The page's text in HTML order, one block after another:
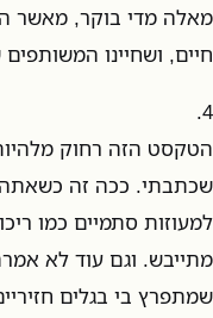
מאלה מדי בוקר, מאשר
חיים, ושחיינו
4.
הטקסט הזה רחוק
שכתבתי. ככה זה
למעוזות סתמיים כמו
מתייבש. וגם עוד לא
שמתפרץ בי בגלים